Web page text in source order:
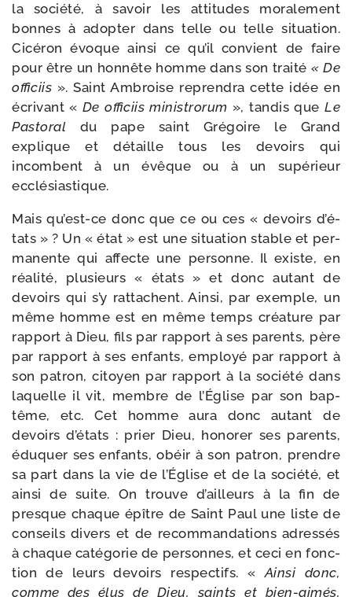
la socié­té, à savoir les atti­tudes mora­le­ment
bonnes à adop­ter dans telle ou telle situa­tion.
Cicéron évoque ain­si ce qu’il convient de faire
pour être un hon­nête homme dans son trai­té « De
offi­ciis ». Saint Ambroise repren­dra cette idée en
écri­vant « De offi­ciis minis­tro­rum », tan­dis que Le
Pastoral du pape saint Grégoire le Grand
explique et détaille tous les devoirs qui
incombent à un évêque ou à un supé­rieur
ecclésiastique.
Mais qu’est-​ce donc que ce ou ces « devoirs d’é­
tats » ? Un « état » est une situa­tion stable et per­
ma­nente qui affecte une per­sonne. Il existe, en
réa­li­té, plu­sieurs « états » et donc autant de
devoirs qui s’y rat­tachent. Ainsi, par exemple, un
même homme est en même temps créa­ture par
rap­port à Dieu, fils par rap­port à ses parents, père
par rap­port à ses enfants, employé par rap­port à
son patron, citoyen par rap­port à la socié­té dans
laquelle il vit, membre de l’Église par son bap­
tême, etc. Cet homme aura donc autant de
devoirs d’é­tats : prier Dieu, hono­rer ses parents,
édu­quer ses enfants, obéir à son patron, prendre
sa part dans la vie de l’Église et de la socié­té, et
ain­si de suite. On trouve d’ailleurs à la fin de
presque chaque épître de Saint Paul une liste de
conseils divers et de recom­man­da­tions adres­sés
à chaque caté­go­rie de per­sonnes, et ceci en fonc­
tion de leurs devoirs res­pec­tifs. «Ainsi donc,
comme des élus de Dieu, saints et bien-​aimés,